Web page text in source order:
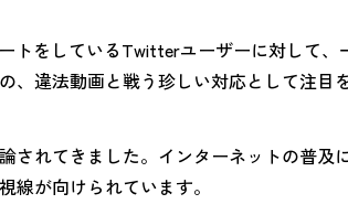
トをしているTwitterユーザーに対して、
、違法動画と戦う珍しい対応として注目
されてきました。インターネットの普
線が向けられています。